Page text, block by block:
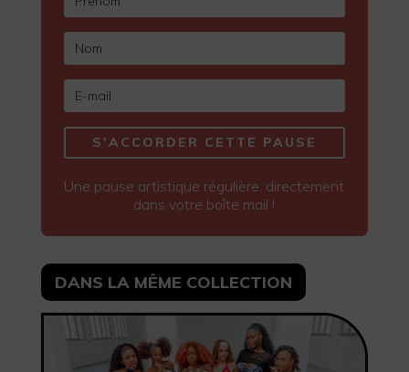
S'ACCORDER CETTE PAUSE
Une pause artistique régulière, directement
dans votre boîte mail !
DANS LA MÊME COLLECTION